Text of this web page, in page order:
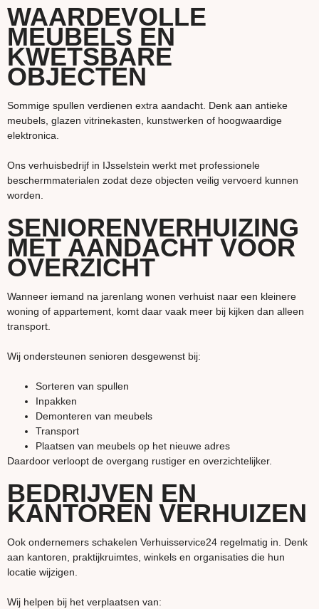
WAARDEVOLLE
MEUBELS EN
KWETSBARE
OBJECTEN
Sommige spullen verdienen extra aandacht. Denk aan antieke
meubels, glazen vitrinekasten, kunstwerken of hoogwaardige
elektronica.
Ons verhuisbedrijf in IJsselstein werkt met professionele
beschermmaterialen zodat deze objecten veilig vervoerd kunnen
worden.
SENIORENVERHUIZING
MET AANDACHT VOOR
OVERZICHT
Wanneer iemand na jarenlang wonen verhuist naar een kleinere
woning of appartement, komt daar vaak meer bij kijken dan alleen
transport.
Wij ondersteunen senioren desgewenst bij:
Sorteren van spullen
Inpakken
Demonteren van meubels
Transport
Plaatsen van meubels op het nieuwe adres
Daardoor verloopt de overgang rustiger en overzichtelijker.
BEDRIJVEN EN
KANTOREN VERHUIZEN
Ook ondernemers schakelen Verhuisservice24 regelmatig in. Denk
aan kantoren, praktijkruimtes, winkels en organisaties die hun
locatie wijzigen.
Wij helpen bij het verplaatsen van: